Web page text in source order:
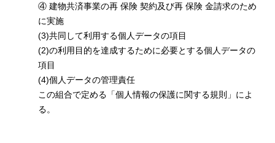
④ 建物共済事業の再 保険 契約及び再 保険 金請求のため
に実施
(3)共同して利用する個人データの項目
(2)の利用目的を達成するために必要とする個人データの
項目
(4)個人データの管理責任
この組合で定める「個人情報の保護に関する規則」によ
る。